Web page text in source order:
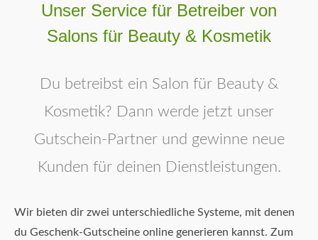
Unser Service für Betreiber von
Salons für Beauty & Kosmetik
Du betreibst ein Salon für Beauty &
Kosmetik? Dann werde jetzt unser
Gutschein-Partner und gewinne neue
Kunden für deinen Dienstleistungen.
Wir bieten dir zwei unterschiedliche Systeme, mit denen
du Geschenk-Gutscheine online generieren kannst. Zum